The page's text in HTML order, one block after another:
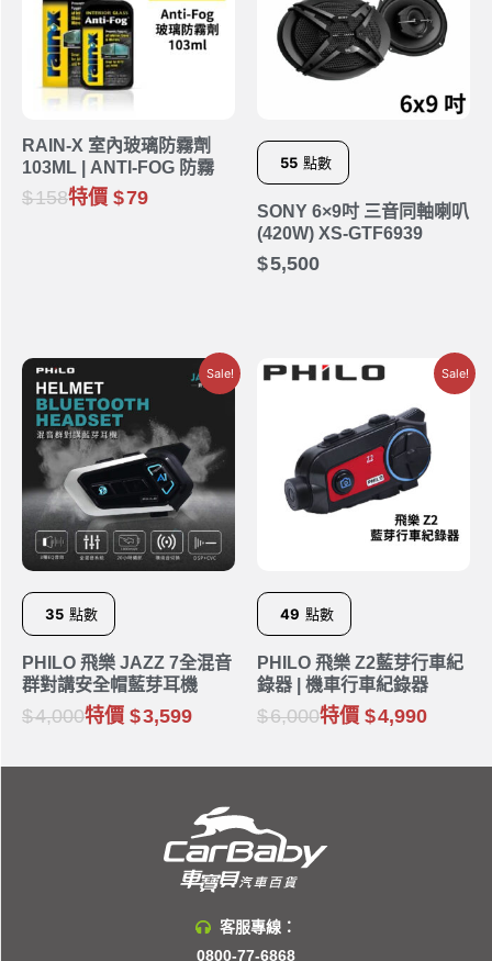
RAIN-X 室內玻璃防霧劑
103ML | ANTI-FOG 防霧
158特價 79
55 點數
SONY 6×9吋 三音同軸喇叭
(420W) XS-GTF6939
5,500
Sale!
35 點數
PHILO 飛樂 JAZZ 7全混音
群對講安全帽藍芽耳機
4,000特價 3,599
Sale!
49 點數
PHILO 飛樂 Z2藍芽行車紀
錄器 | 機車行車紀錄器
6,000特價 4,990
客服專線：
0800-77-6868